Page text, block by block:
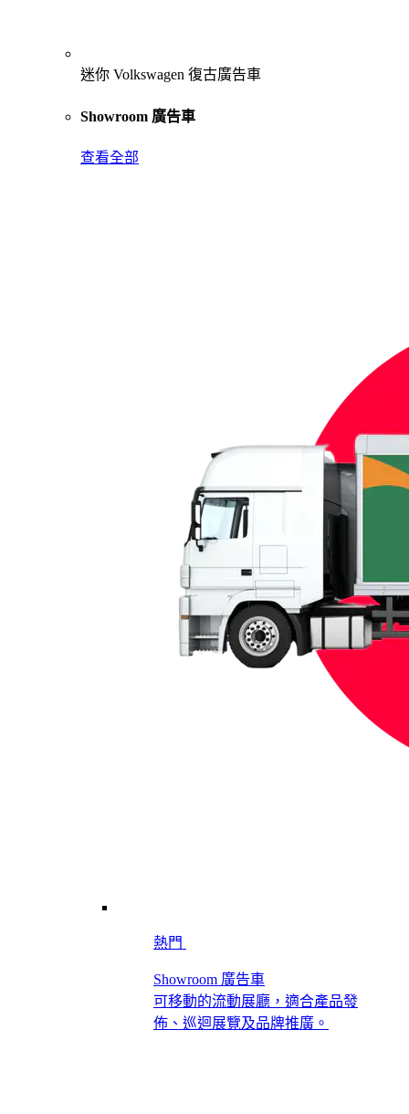
迷你 Volkswagen 復古廣告車
Showroom 廣告車
查看全部
熱門
Showroom 廣告車
可移動的流動展廳，適合產品發
佈、巡迴展覽及品牌推廣。